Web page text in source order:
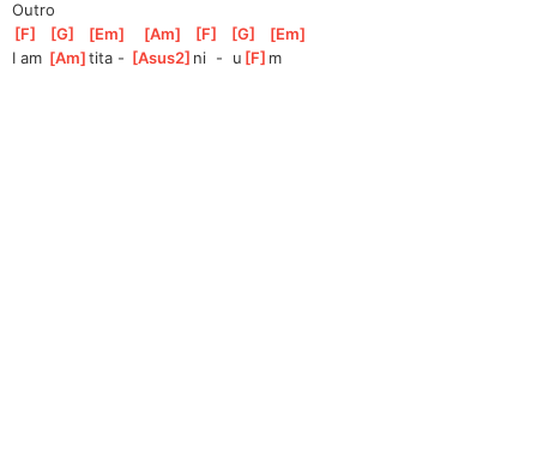
Outro
[F [G [Em [Am [F [G [Em
I am [Am ]tita - [Asus2 ]ni  -  u [F ]m